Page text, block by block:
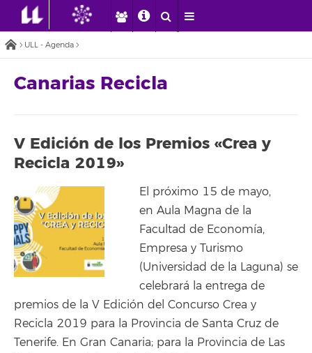
ULL - Agenda
Canarias Recicla
V Edición de los Premios «Crea y
Recicla 2019»
El próximo 15 de mayo,
en Aula Magna de la
Facultad de Economía,
Empresa y Turismo
(Universidad de la Laguna) se
celebrará la entrega de
premios de la V Edición del Concurso Crea y
Recicla 2019 para la Provincia de Santa Cruz de
Tenerife. En Gran Canaria; para la Provincia de Las